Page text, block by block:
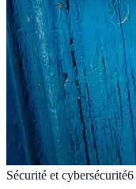
Sécurité et cybersécurité6